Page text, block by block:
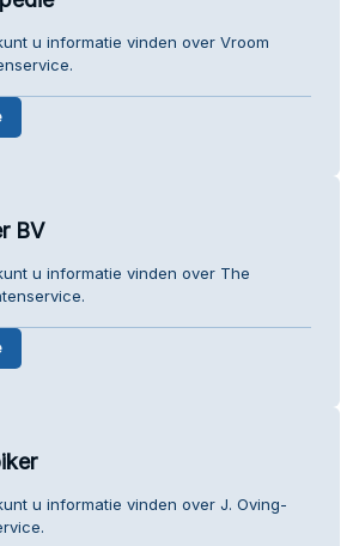
u informatie vinden over Vroom
BV
u informatie vinden over The
u informatie vinden over J. Oving-